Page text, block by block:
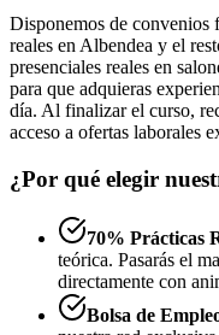
Disponemos de convenios
reales en Albendea y el
presenciales reales en
para que adquieras
día. Al finalizar el curso,
acceso a ofertas laborales
¿Por qué elegir
70% Prácticas
teórica. Pasarás el
directamente con
Bolsa de